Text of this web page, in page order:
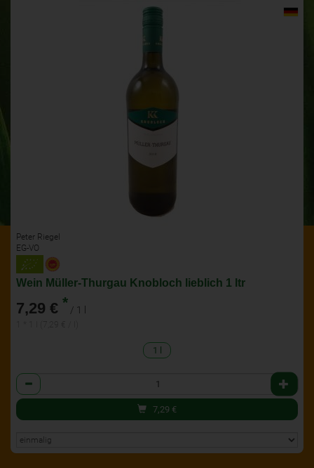
Peter Riegel
EG-VO
Wein Müller-Thurgau Knobloch lieblich 1 ltr
7,29 € * / 1 l
1 l
Anzahl
7,29 €